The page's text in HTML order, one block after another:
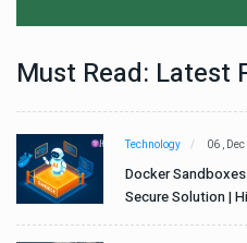
Must Read: Latest
Technology 06 ,
Docker
Secure Solution |